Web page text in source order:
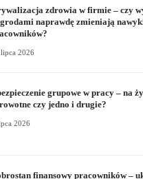
zdrowia w firmie – czy
naprawdę zmieniają
2026
grupowe w pracy – na
czy jedno i drugie?
2026
finansowy pracowników –